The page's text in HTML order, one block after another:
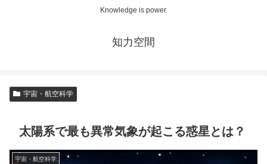
Knowledge is power.
知力空間
宇宙・航空科学
太陽系で最も異常気象が起こる惑星とは？
宇宙・航空科学